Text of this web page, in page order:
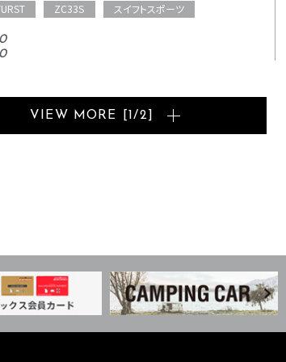
ZC33S スイフトスポーツ
0
0
VIEW MORE [1/2